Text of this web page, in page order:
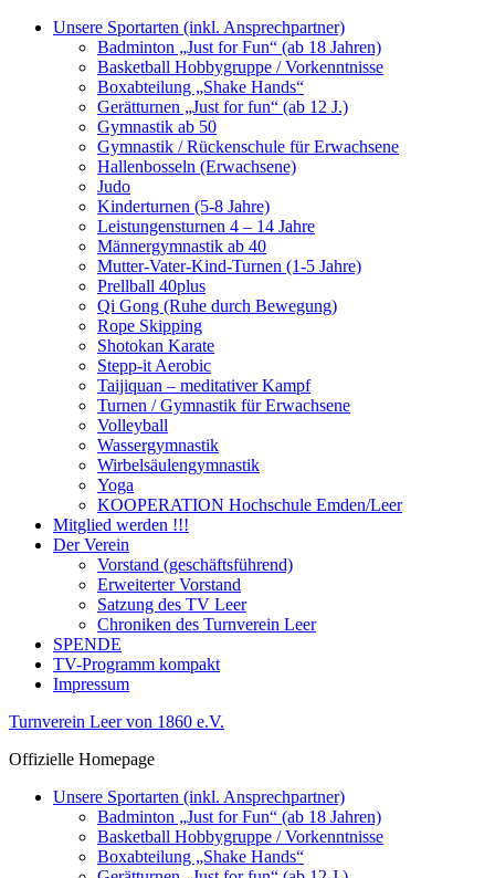
Skip
Unsere Sportarten (inkl. Ansprechpartner)
Badminton „Just for Fun“ (ab 18 Jahren)
Basketball Hobbygruppe / Vorkenntnisse
Boxabteilung „Shake Hands“
Gerätturnen „Just for fun“ (ab 12 J.)
Gymnastik ab 50
Gymnastik / Rückenschule für Erwachsene
Hallenbosseln (Erwachsene)
Judo
Kinderturnen (5-8 Jahre)
Leistungensturnen 4 – 14 Jahre
Männergymnastik ab 40
Mutter-Vater-Kind-Turnen (1-5 Jahre)
Prellball 40plus
Qi Gong (Ruhe durch Bewegung)
Rope Skipping
Shotokan Karate
Stepp-it Aerobic
Taijiquan – meditativer Kampf
Turnen / Gymnastik für Erwachsene
Volleyball
Wassergymnastik
Wirbelsäulengymnastik
Yoga
KOOPERATION Hochschule Emden/Leer
Mitglied werden !!!
Der Verein
Vorstand (geschäftsführend)
Erweiterter Vorstand
Satzung des TV Leer
Chroniken des Turnverein Leer
SPENDE
TV-Programm kompakt
Impressum
Turnverein Leer von 1860 e.V.
Offizielle Homepage
Unsere Sportarten (inkl. Ansprechpartner)
Badminton „Just for Fun“ (ab 18 Jahren)
Basketball Hobbygruppe / Vorkenntnisse
Boxabteilung „Shake Hands“